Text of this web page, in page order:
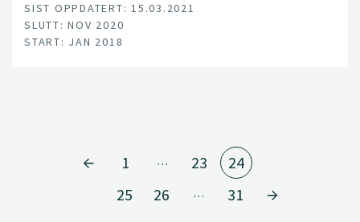
SIST OPPDATERT: 15.03.2021
SLUTT: NOV 2020
START: JAN 2018
1 … 23
24
25
26 … 31